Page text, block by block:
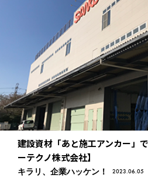
建設資材「あと施工アンカー」
ーテクノ株式会社】
キラリ、企業ハッケン！ 2023.06.05